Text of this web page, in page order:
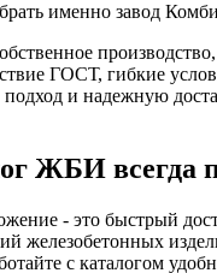
именно завод
ГОСТ, гибкие
и надежную
ЖБИ всегда
- это быстрый
железобетонных
с каталогом